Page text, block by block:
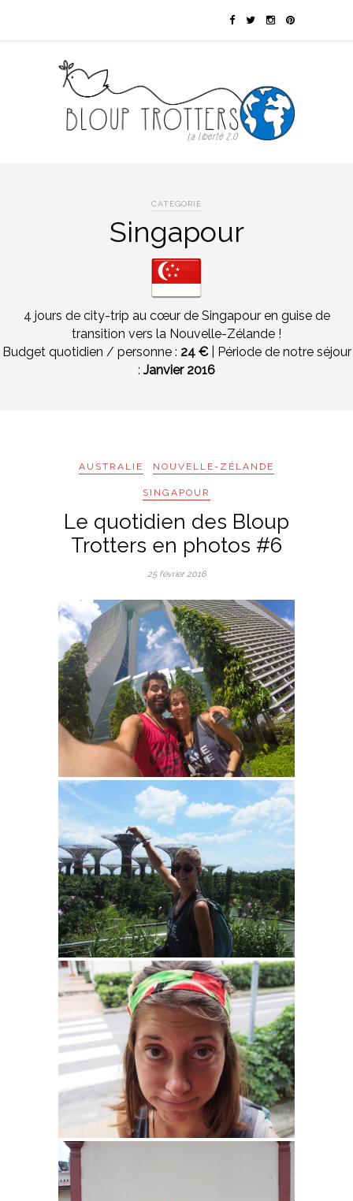
CATÉGORIE
Singapour
4 jours de city-trip au cœur de Singapour en guise de
transition vers la Nouvelle-Zélande !
Budget quotidien / personne : 24 €| Période de notre séjour
: Janvier 2016
AUSTRALIE NOUVELLE-ZÉLANDE
SINGAPOUR
Le quotidien des Bloup
Trotters en photos #6
25 février 2016